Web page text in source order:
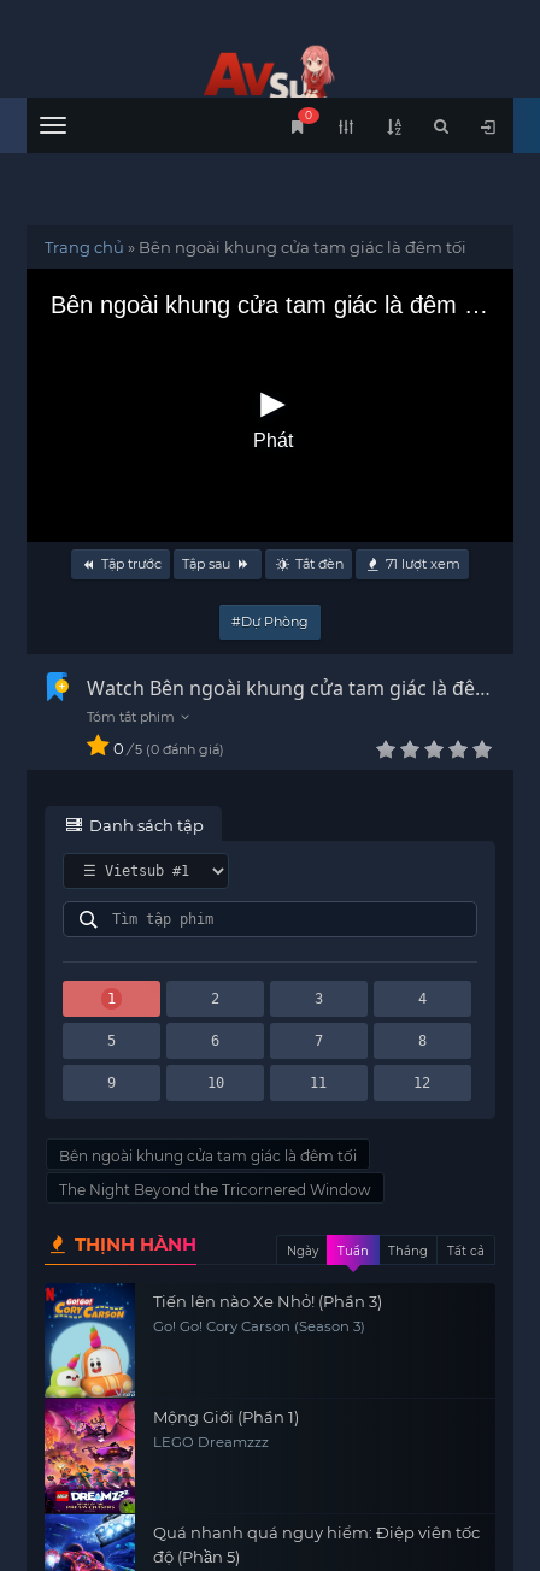
Menu
0
Trang chủ » Bên ngoài khung cửa tam giác là đêm tối
Bên ngoài khung cửa tam giác là đêm tối
Phát
Tập trước Tập sau Tắt đèn 71 lượt xem
#Dự Phòng
Watch Bên ngoài khung cửa tam giác là đêm
tối Vietsub - HD
0 / 5 0 đánh giá
Danh sách tập
1 2 3 4
5 6 7 8
9 10 11 12
Bên ngoài khung cửa tam giác là đêm tối
The Night Beyond the Tricornered Window
THỊNH HÀNH Ngày Tuần Tháng Tất cả
Tiến lên nào Xe Nhỏ! (Phần 3)
Go! Go! Cory Carson (Season 3)
Mộng Giới (Phần 1)
LEGO Dreamzzz
Quá nhanh quá nguy hiểm: Điệp viên tốc
độ (Phần 5)